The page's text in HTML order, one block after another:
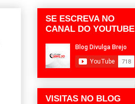
SE ESCREVA NO
CANAL DO YOUTUBE
VISITAS NO BLOG